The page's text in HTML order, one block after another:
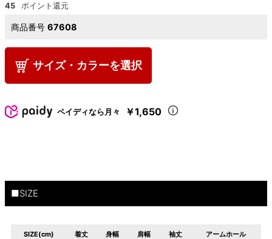
45
商品番号 67608
サイズ・カラーを選択
ペイディなら月々 ￥1,650
■SIZE
SIZE(cm) 着丈 身幅 肩幅 袖丈 アームホール